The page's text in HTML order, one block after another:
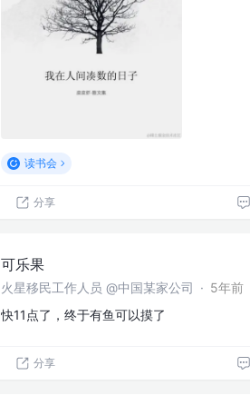
读书会
分享
可乐果
火星移民工作人员 @中国某家公司 · 5年前
快11点了，终于有鱼可以摸了
分享